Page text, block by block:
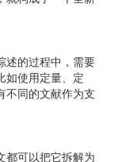
述的过程中，需要
如使用定量、定
不同的文献作为支
都可以把它拆解为